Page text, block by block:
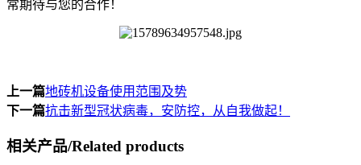
常期待与您的合作！
上一篇地砖机设备使用范围及势
下一篇抗击新型冠状病毒，安防控，从自我做起！
相关产品/Related products